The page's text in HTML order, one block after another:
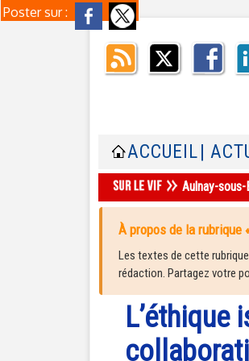
Poster sur :
ACCUEIL |
Aulnay-
À propos de la rubrique
Les textes de cette
rédaction. Partagez votre